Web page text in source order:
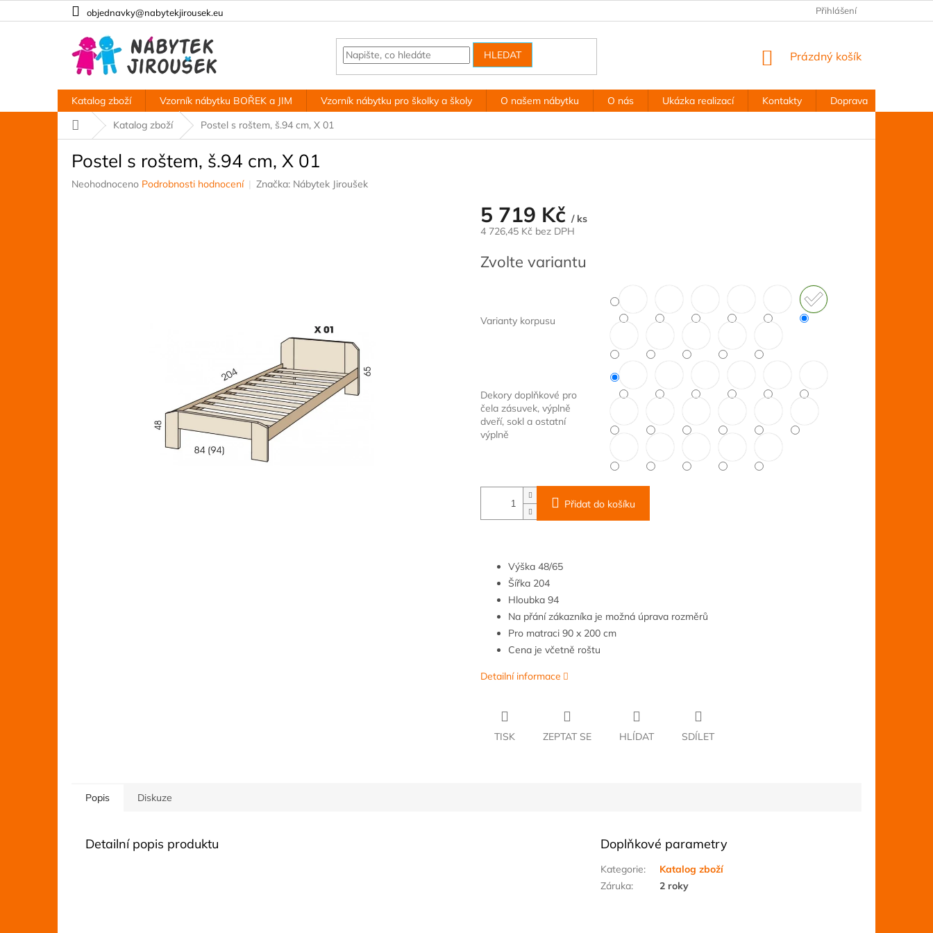
na
objednavky@nabytekjirousek.eu Přihlášení
HLEDAT
NÁKUPNÍ
Prázdný košík
Katalog zboží Vzorník nábytku BOŘEK a JIM Vzorník nábytku pro školky a školy O našem nábytku O nás Ukázka realizací Kontakty Doprava
Domů
Katalog zboží Postel s roštem, š.94 cm, X 01
Postel s roštem, š.94 cm, X 01
Průměrné
Neohodnoceno Podrobnosti hodnocení Značka: Nábytek Jiroušek
5 719 Kč / ks
4 726,45 Kč bez DPH
cena:
Zvolte variantu
Varianty korpusu
Dekory doplňkové pro
čela zásuvek, výplně
dveří, sokl a ostatní
výplně
Přidat do košíku
Výška 48/65
Šířka 204
Hloubka 94
Na přání zákazníka je možná úprava rozměrů
Pro matraci 90 x 200 cm
Cena je včetně roštu
Detailní informace
TISK ZEPTAT SE HLÍDAT SDÍLET
Popis Diskuze
Detailní popis produktu Doplňkové parametry
Kategorie:
Katalog zboží
Záruka: 2 roky